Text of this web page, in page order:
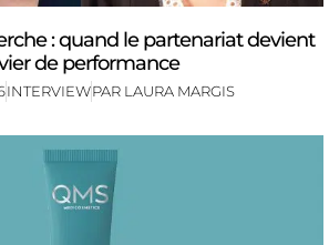
: quand le partenariat devient
de performance
INTERVIEWPAR LAURA MARGIS